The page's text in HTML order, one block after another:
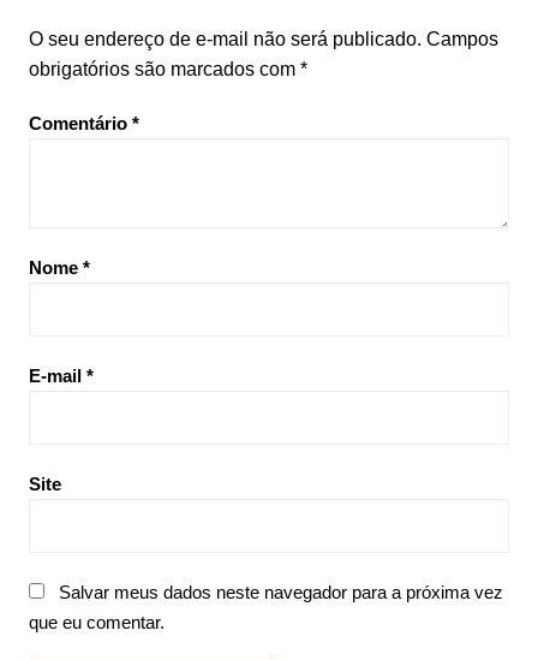
O seu endereço de e-mail não será publicado. Campos
obrigatórios são marcados com *
Comentário *
Nome *
E-mail *
Site
Salvar meus dados neste navegador para a próxima vez
que eu comentar.